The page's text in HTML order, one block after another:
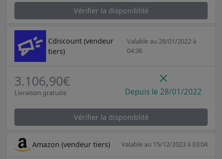
Vérifier la disponiblité
Cdiscount (vendeur
tiers)
Valable au 28/01/2022 à
04:36
3.106,90€
Livraison gratuite Depuis le 28/01/2022
Vérifier la disponiblité
Amazon (vendeur tiers) Valable au 15/12/2023 à 03:04